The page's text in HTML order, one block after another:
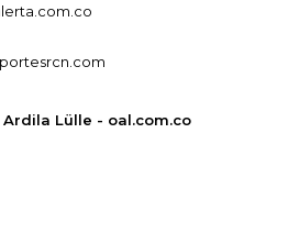
Lülle - oal.com.co